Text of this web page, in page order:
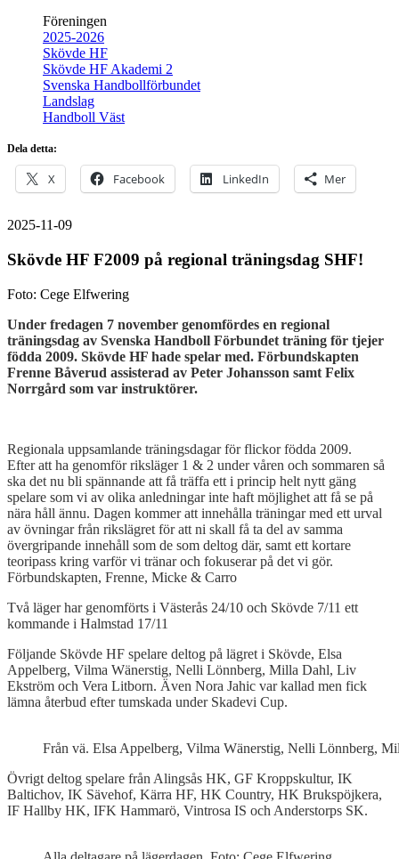
Föreningen
2025-2026
Skövde HF
Skövde HF Akademi 2
Svenska Handbollförbundet
Landslag
Handboll Väst
Dela detta:
X Facebook LinkedIn Mer
2025-11-09
Skövde HF F2009 på regional träningsdag SHF!
Foto: Cege Elfwering
Under fredagen 7 november genomfördes en regional
träningsdag av Svenska Handboll Förbundet träning för tjejer
födda 2009. Skövde HF hade spelar med. Förbundskapten
Frenne Båverud assisterad av Peter Johansson samt Felix
Norrgård som var instruktörer.
Regionala uppsamlande träningsdagar för flickor födda 2009.
Efter att ha genomför riksläger 1 & 2 under våren och sommaren så
ska det nu bli spännande att få träffa ett i princip helt nytt gäng
spelare som vi av olika anledningar inte haft möjlighet att få se på
nära håll ännu. Dagen kommer att innehålla träningar med ett urval
av övningar från rikslägret för att ni skall få ta del av samma
övergripande innehåll som de som deltog där, samt ett kortare
teoripass kring varför vi tränar och fokuserar på det vi gör.
Förbundskapten, Frenne, Micke & Carro
Två läger har genomförts i Västerås 24/10 och Skövde 7/11 ett
kommande i Halmstad 17/11
Följande Skövde HF spelare deltog på lägret i Skövde, Elsa
Appelberg, Vilma Wänerstig, Nelli Lönnberg, Milla Dahl, Liv
Ekström och Vera Litborn. Även Nora Jahic var kallad men fick
lämna återbud efter tumskada under Skadevi Cup.
Från vä. Elsa Appelberg, Vilma Wänerstig, Nelli Lönnberg,
Övrigt deltog spelare från Alingsås HK, GF Kroppskultur, IK
Baltichov, IK Sävehof, Kärra HF, HK Country, HK Brukspöjkera,
IF Hallby HK, IFK Hammarö, Vintrosa IS och Anderstorps SK.